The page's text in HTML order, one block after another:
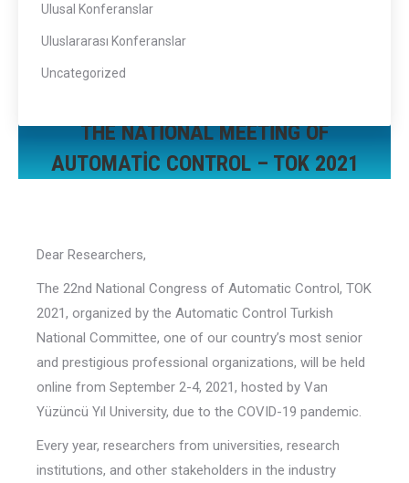
Ulusal Konferanslar
Uluslararası Konferanslar
Uncategorized
THE NATIONAL MEETING OF
AUTOMATIC CONTROL – TOK 2021
Dear Researchers,
The 22nd National Congress of Automatic Control, TOK
2021, organized by the Automatic Control Turkish
National Committee, one of our country’s most senior
and prestigious professional organizations, will be held
online from September 2-4, 2021, hosted by Van
Yüzüncü Yıl University, due to the COVID-19 pandemic.
Every year, researchers from universities, research
institutions, and other stakeholders in the industry